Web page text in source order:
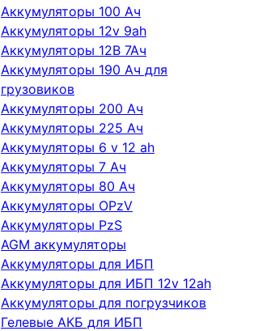
Аккумуляторы 100 Ач
Аккумуляторы 12v 9ah
Аккумуляторы 12В 7Ач
Аккумуляторы 190 Ач для
грузовиков
Аккумуляторы 200 Ач
Аккумуляторы 225 Ач
Аккумуляторы 6 v 12 ah
Аккумуляторы 7 Ач
Аккумуляторы 80 Ач
Аккумуляторы OPzV
Аккумуляторы PzS
AGM аккумуляторы
Аккумуляторы для ИБП
Аккумуляторы для ИБП 12v 12ah
Аккумуляторы для погрузчиков
Гелевые АКБ для ИБП